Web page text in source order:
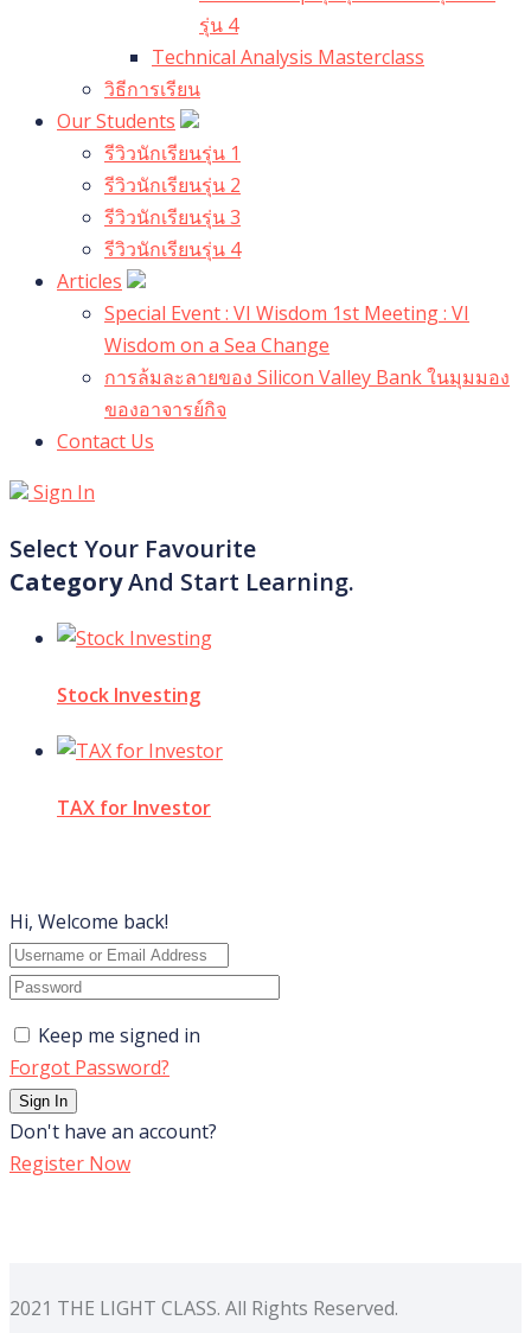
รุ่น 4
Technical Analysis Masterclass
วิธีการเรียน
Our Students
รีวิวนักเรียนรุ่น 1
รีวิวนักเรียนรุ่น 2
รีวิวนักเรียนรุ่น 3
รีวิวนักเรียนรุ่น 4
Articles
Special Event : VI Wisdom 1st Meeting : VI
Wisdom on a Sea Change
การล้มละลายของ Silicon Valley Bank ในมุมมอง
ของอาจารย์กิจ
Contact Us
Sign In
Select Your Favourite
CategoryAnd Start Learning.
Stock Investing
TAX for Investor
Hi, Welcome back!
Keep me signed in
Forgot Password?
Sign In
Don't have an account?
Register Now
2021 THE LIGHT CLASS. All Rights Reserved.